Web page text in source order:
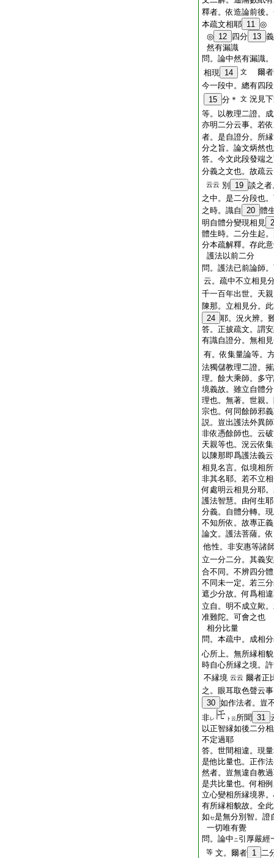
釋者。依造論前後
本疏文相耶 11 ◎
◎ 12 四分 13 義
然有漏識
問。論中然有漏識
相現 14 文
爾者
今一段中。總有四
15 分＊ 文 況見
等。以教理二證。
亦明二分云事。若
者。是自證分。所
分之旨。論文炳然
答。今文此段發端
分義之文也。故疏
云云 別 19 談之者
之中。是二分段也
之時。識自
20 體
明自體分變現相見
體生時。二分生起
分本疏解釋。存此
護法以前二分
問。護法已前論師
云。疏中不立相見
千一百年出世。天
陳那。立相見分。
24 耶。況火辨。
答。正披疏文。謂
有識自證分。無相
有。依集量論等。
法獨儲教理二證。
理。餘大乘師。多
境義故。雖立自體
理也。無著。世親
宗也。何同餘師邪
説。豈出護法外異
非依憑餘師也。云
天親等也。況云依
以陳那即爲護法義
相見名言。似境相
非其名耶。若不立
何處明云相見分耶
護法智慧。由何生
分義。自體分轉。
不知所依。故專正義
論文。護法菩薩。
他性。非安惠等諸
立一分二分。其義
合不同。不辨四分
不同未一定。若三
遮少分故。何爲相
立自。明不成立歟
准難陀。可會之也
相分比量
問。本疏中。成相
心所上。無所縁相
時自心所縁之境。
不縁境 云云 爾者
之。眼耳取色聲云
30 如作法者。豈
非レ ト云所聞 31
以正智縁如後二分
不定過耶
答。世間相違。現
是他比量也。正作
然者。豈無違自教
是共比量也。何相
立心變相所縁境界
有所縁相貌故。全
如セ是無分別智。證
一切唯有覺
問。論中ニ引厚嚴經
等 文。爾者 1 二